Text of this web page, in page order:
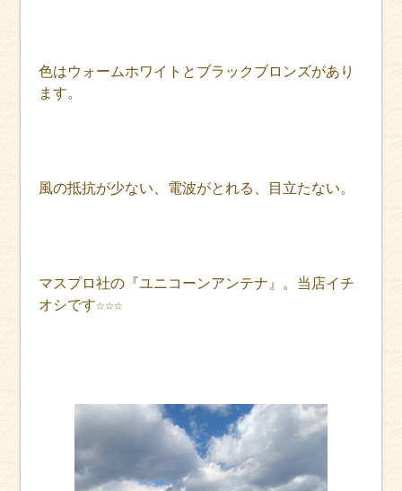
色はウォームホワイトとブラックブロンズがあり
ます。
風の抵抗が少ない、電波がとれる、目立たない。
マスプロ社の『ユニコーンアンテナ』。当店イチ
オシです☆☆☆